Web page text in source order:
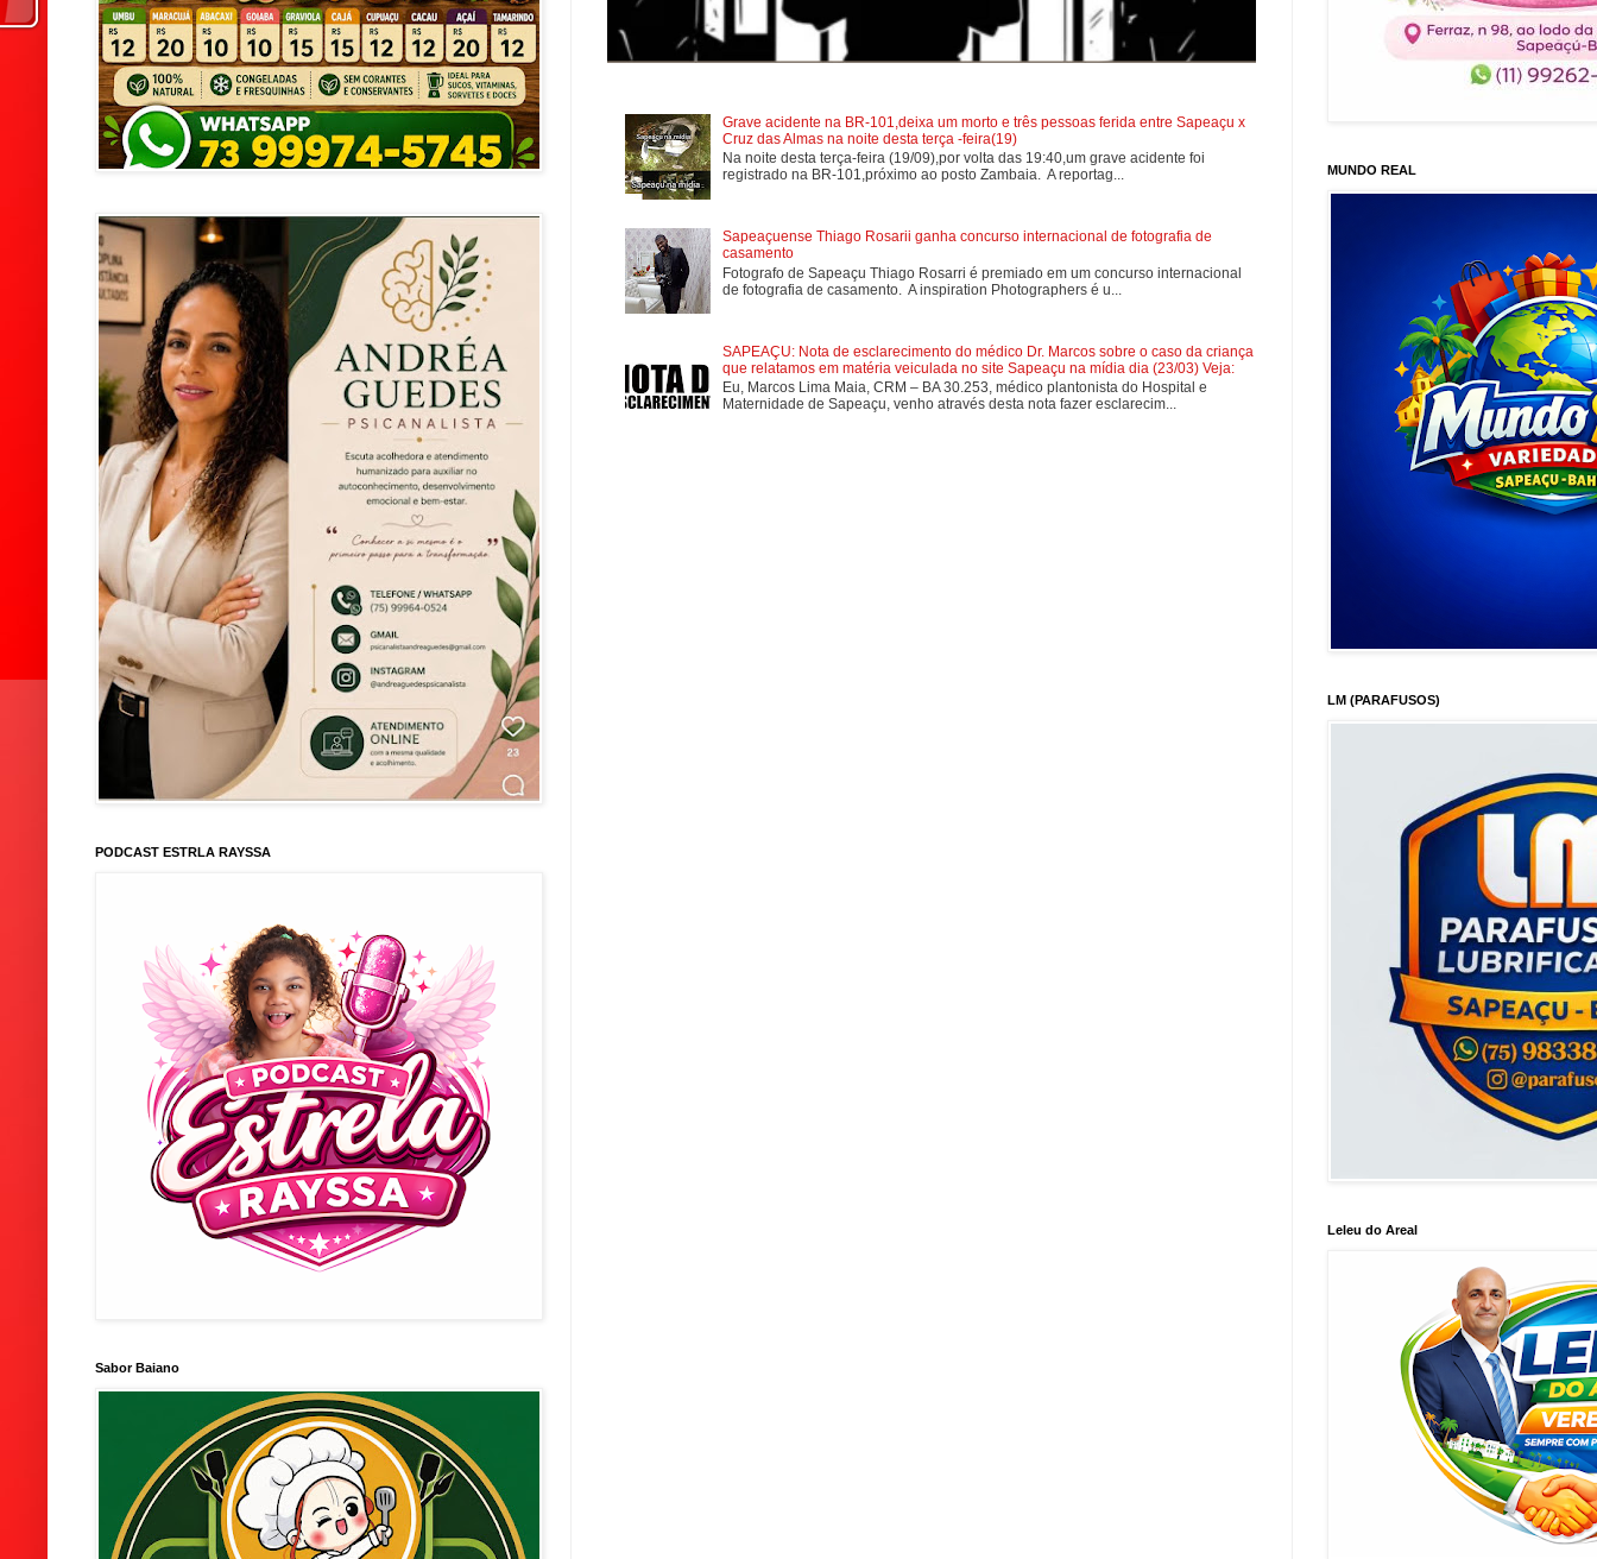
Grave acidente na BR-101,deixa um morto e três pessoas ferida entre Sapeaçu x
Cruz das Almas na noite desta terça -feira(19)
Na noite desta terça-feira (19/09),por volta das 19:40,um grave acidente foi
registrado na BR-101,próximo ao posto Zambaia. A reportag...
Sapeaçuense Thiago Rosarii ganha concurso internacional de fotografia de
casamento
Fotografo de Sapeaçu Thiago Rosarri é premiado em um concurso internacional
de fotografia de casamento. A inspiration Photographers é u...
SAPEAÇU: Nota de esclarecimento do médico Dr. Marcos sobre o caso da criança
que relatamos em matéria veiculada no site Sapeaçu na mídia dia (23/03) Veja:
Eu, Marcos Lima Maia, CRM – BA 30.253, médico plantonista do Hospital e
Maternidade de Sapeaçu, venho através desta nota fazer esclarecim...
PODCAST ESTRLA RAYSSA
Sabor Baiano
MUNDO REAL
LM (PARAFUSOS)
Leleu do Areal